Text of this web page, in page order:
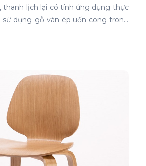
thanh lịch lại có tính ứng dụng thực
sử dụng gỗ ván ép uốn cong trong